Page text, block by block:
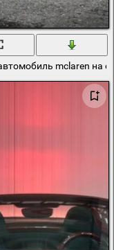
цвета фотошопmclaren на